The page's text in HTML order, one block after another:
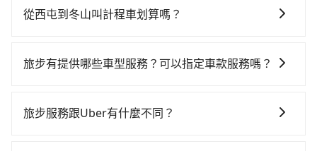
高鐵站後，步行進站、現場購票並於月台排隊的時間約
站、等待車站前排班的計程車，搭上小黃後約花70分
之平均每人花費為1,480元。不過，台中市少部分小黃司
時不需要閉目養神（因為要自己開車），最重要的是你
$115~205承租小轎車，每公里再額外加收$3.2，從西屯
將eTag和可能的每小時40元路邊停車費用預估進去，但
從西屯到冬山叫計程車划算嗎？
灣大車隊、Uber、Line Taxi、Yoxi等，如果在路邊攔不
無線車隊等叫車看看。依照里程跳錶計算，價格約為
旅步有提供哪些車型服務？可以指定車款服務嗎？
指定車款服務的需求，可以先將您的需先提供旅步，會
旅步服務跟Uber有什麼不同？